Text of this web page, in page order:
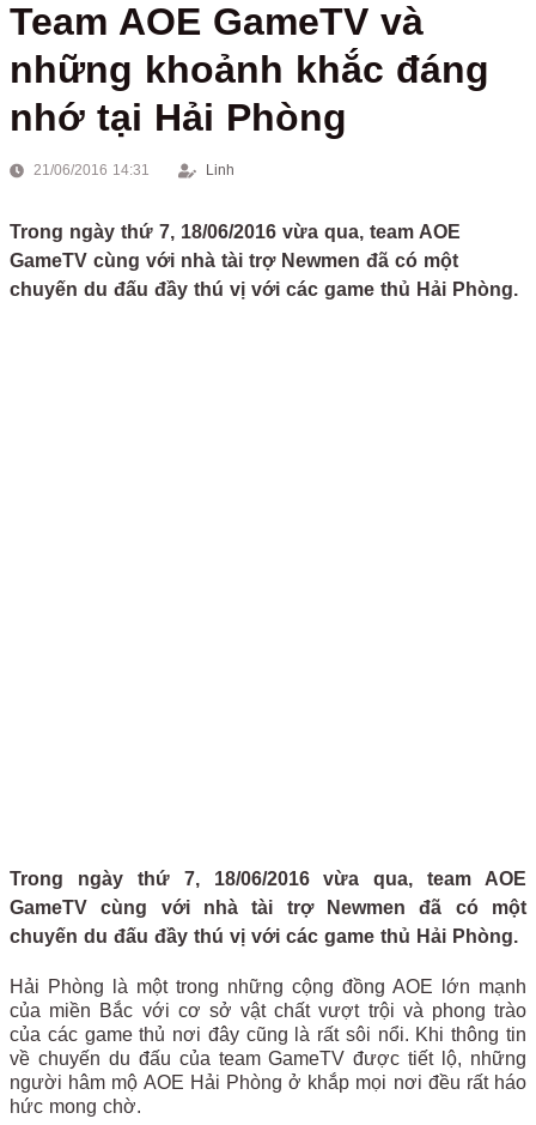
Team AOE GameTV và
những khoảnh khắc đáng
nhớ tại Hải Phòng
21/06/2016 14:31 Linh
Trong ngày thứ 7, 18/06/2016 vừa qua, team AOE
GameTV cùng với nhà tài trợ Newmen đã có một
chuyến du đấu đầy thú vị với các game thủ Hải Phòng.
Trong ngày thứ 7, 18/06/2016 vừa qua, team AOE
GameTV cùng với nhà tài trợ Newmen đã có một
chuyến du đấu đầy thú vị với các game thủ Hải Phòng.
Hải Phòng là một trong những cộng đồng AOE lớn mạnh
của miền Bắc với cơ sở vật chất vượt trội và phong trào
của các game thủ nơi đây cũng là rất sôi nổi. Khi thông tin
về chuyến du đấu của team GameTV được tiết lộ, những
người hâm mộ AOE Hải Phòng ở khắp mọi nơi đều rất háo
hức mong chờ.